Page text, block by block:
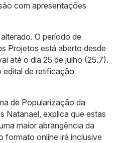
com apresentações
O período de
Projetos está aberto desde
até o dia 25 de julho (25.7).
edital de retificação
de Popularização da
Natanael, explica que estas
maior abrangência da
formato online irá inclusive